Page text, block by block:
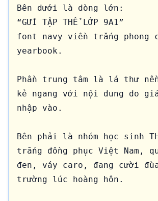
Bên dưới là dòng lớn:
“GỬI TẬP THỂ LỚP 9A1”
font navy viền trắng phong
yearbook.
Phần trung tâm là lá thư
kẻ ngang với nội dung do
nhập vào.
Bên phải là nhóm học sinh
trắng đồng phục Việt Nam,
đen, váy caro, đang cười
trường lúc hoàng hôn.